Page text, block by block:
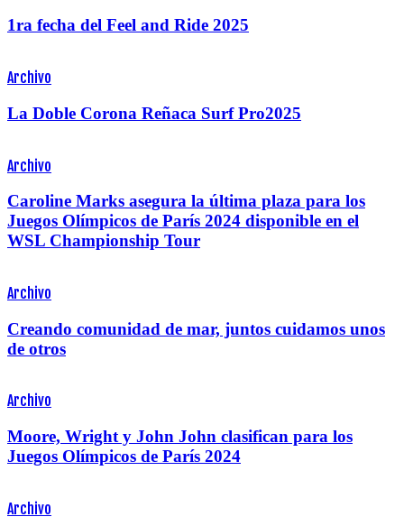
1ra fecha del Feel and Ride 2025
Archivo
La Doble Corona Reñaca Surf Pro2025
Archivo
Caroline Marks asegura la última plaza para los
Juegos Olímpicos de París 2024 disponible en el
WSL Championship Tour
Archivo
Creando comunidad de mar, juntos cuidamos unos
de otros
Archivo
Moore, Wright y John John clasifican para los
Juegos Olímpicos de París 2024
Archivo